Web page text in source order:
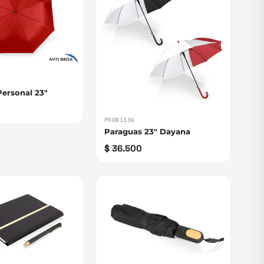
23"
PROB1336
Paraguas 23" Dayana
$ 36.500